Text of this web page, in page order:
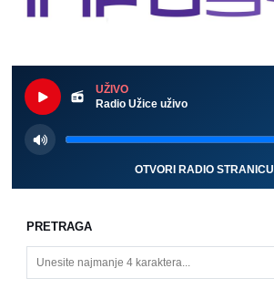
UŽIVO
Radio Užice uživo
OTVORI RADIO STRANICU
PRETRAGA